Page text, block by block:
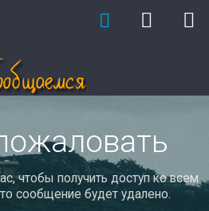
чтобы получить доступ ко всем
сообщение будет удалено.